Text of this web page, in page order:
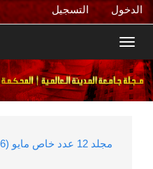
التسجيل الدخول
مجلد 12 عدد خاص مايو (2026): عدد خاص مايو 2026